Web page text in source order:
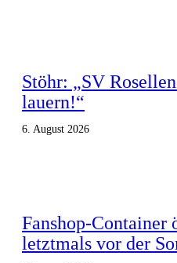
Stöhr: „SV
lauern!“
6. August 2026
Fanshop-Container
letztmals vor der